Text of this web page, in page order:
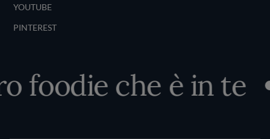
YOUTUBE
PINTEREST
foodie che è in te